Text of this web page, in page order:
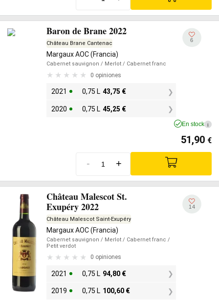
Baron de Brane 2022
Château Brane Cantenac
Margaux AOC (Francia)
Cabernet sauvignon / Merlot / Cabernet franc
0 opiniones
2021 0,75 L 43,75 €
2020 0,75 L 45,25 €
6
En stock i
51,90 €
- +
Château Malescot St.
Exupéry 2022
Château Malescot Saint-Exupéry
Margaux AOC (Francia)
Cabernet sauvignon / Merlot / Cabernet franc /
Petit verdot
0 opiniones
2021 0,75 L 94,80 €
2019 0,75 L 100,60 €
14